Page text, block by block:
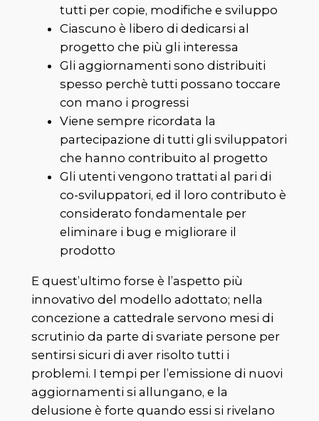
tutti per copie, modifiche e sviluppo
Ciascuno è libero di dedicarsi al
progetto che più gli interessa
Gli aggiornamenti sono distribuiti
spesso perchè tutti possano toccare
con mano i progressi
Viene sempre ricordata la
partecipazione di tutti gli sviluppatori
che hanno contribuito al progetto
Gli utenti vengono trattati al pari di
co-sviluppatori, ed il loro contributo è
considerato fondamentale per
eliminare i bug e migliorare il
prodotto
E quest’ultimo forse è l’aspetto più
innovativo del modello adottato; nella
concezione a cattedrale servono mesi di
scrutinio da parte di svariate persone per
sentirsi sicuri di aver risolto tutti i
problemi. I tempi per l’emissione di nuovi
aggiornamenti si allungano, e la
delusione è forte quando essi si rivelano